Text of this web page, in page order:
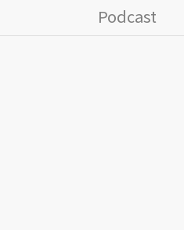
Podcast